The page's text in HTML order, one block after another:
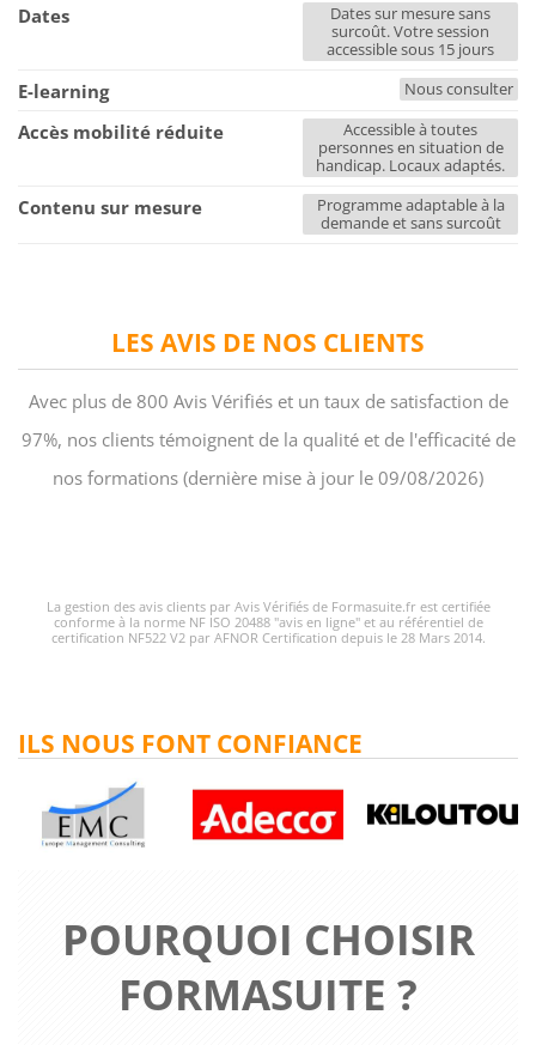
LES AVIS DE NOS CLIENTS
Avec plus de 800 Avis Vérifiés et un taux de satisfaction de
97%, nos clients témoignent de la qualité et de l'efficacité de
nos formations (dernière mise à jour le 09/08/2026)
La gestion des avis clients par Avis Vérifiés de Formasuite.fr est certifiée
conforme à la norme NF ISO 20488 "avis en ligne" et au référentiel de
certification NF522 V2 par AFNOR Certification depuis le 28 Mars 2014.
POURQUOI CHOISIR
FORMASUITE ?
ILS NOUS FONT CONFIANCE
Dates
Dates sur mesure sans
surcoût. Votre session
accessible sous 15 jours
E-learning Nous consulter
Accès mobilité réduite
Accessible à toutes
personnes en situation de
handicap. Locaux adaptés.
Contenu sur mesure
Programme adaptable à la
demande et sans surcoût